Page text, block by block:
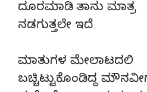
ದೂರಮಾಡಿ ತಾನು ಮಾತ್ರ
ನಡಗುತ್ತಲೇ ಇದೆ
ಮಾತುಗಳ ಮೇಲಾಟದಲಿ
ಬಚ್ಚಿಟ್ಟುಕೊಂಡಿದ್ದ